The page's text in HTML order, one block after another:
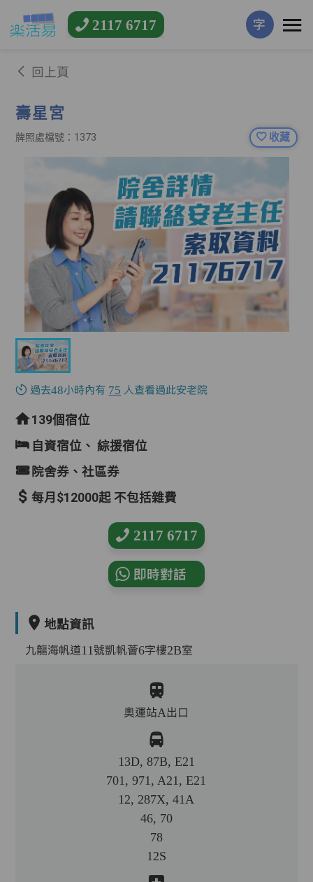
2117 6717 字
回上頁
壽星宮
牌照處檔號：1373 收藏
過去48小時內有 75 人查看過此安老院
139個宿位
自資宿位、綜援宿位
院舍券、社區券
每月$12000起 不包括雜費
2117 6717
即時對話
地點資訊
九龍海帆道11號凱帆薈6字樓2B室
奧運站A出口
13D, 87B, E21
701, 971, A21, E21
12, 287X, 41A
46, 70
78
12S